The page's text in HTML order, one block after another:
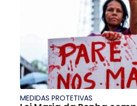
MEDIDAS PROTETIVAS